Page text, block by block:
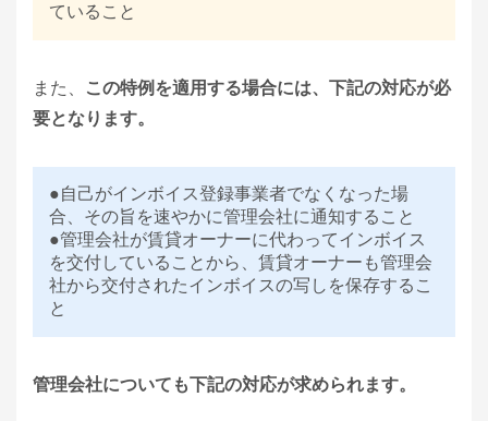
ていること
また、
この特例を適用する場合には、下記の対応が必
要となります。
●自己がインボイス登録事業者でなくなった場
合、その旨を速やかに管理会社に通知すること
●管理会社が賃貸オーナーに代わってインボイス
を交付していることから、賃貸オーナーも管理会
社から交付されたインボイスの写しを保存するこ
と
管理会社についても下記の対応が求められます。